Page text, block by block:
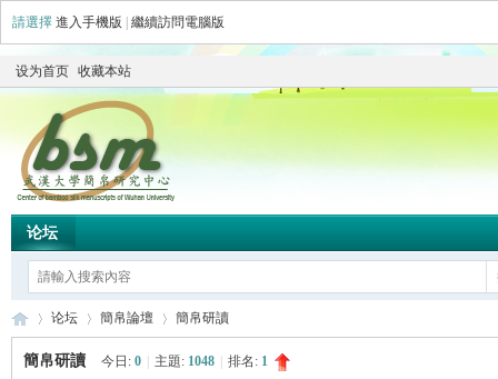
請選擇 進入手機版 繼續訪問電腦版
设为首页 收藏本站
论坛
论坛 簡帛論壇 簡帛研讀
簡帛研讀 今日: 0 主題: 1048 排名: 1